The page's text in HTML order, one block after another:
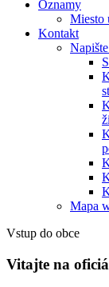
Oznamy
Miesto
Kontakt
Mapa
Vstup do obce
Vitajte na